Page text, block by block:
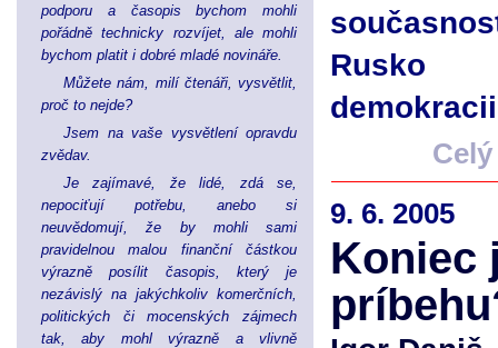
podporu a časopis bychom mohli
pořádně technicky rozvíjet, ale mohli
bychom platit i dobré mladé novináře.
Můžete nám, milí čtenáři, vysvětlit,
proč to nejde?
Jsem na vaše vysvětlení opravdu
zvědav.
Je zajímavé, že lidé, zdá se,
nepociťují potřebu, anebo si
neuvědomují, že by mohli sami
pravidelnou malou finanční částkou
výrazně posílit časopis, který je
nezávislý na jakýchkoliv komerčních,
politických či mocenských zájmech
tak, aby mohl výrazně a vlivně
Rusko
9. 6. 2005
Koniec